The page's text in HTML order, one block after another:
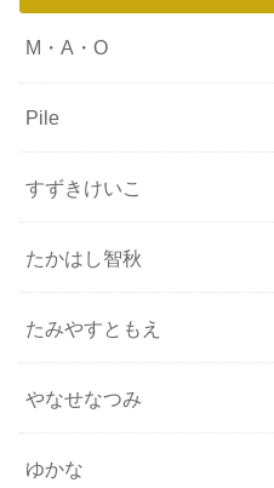
M・A・O
Pile
すずきけいこ
たかはし智秋
たみやすともえ
やなせなつみ
ゆかな